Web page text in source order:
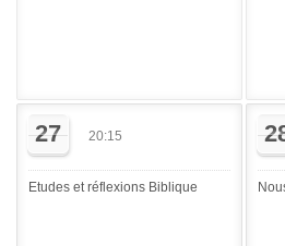
27 20:15
Etudes et réflexions Biblique